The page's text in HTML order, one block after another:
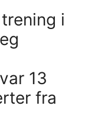
i
13
fra